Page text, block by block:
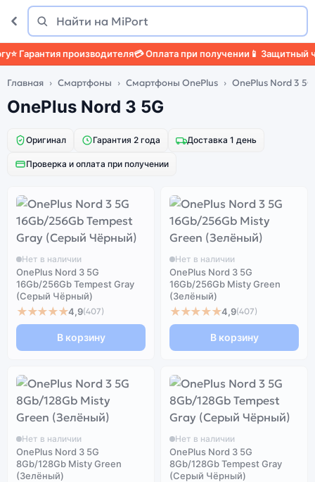
Поиск
Найти
Гарантия производителя💳 Оплата при получении📱 Защитный
Главная Смартфоны Смартфоны OnePlus OnePlus Nord 3 5G
OnePlus Nord 3 5G
Оригинал Гарантия 2 года Доставка 1 день
Проверка и оплата при получении
Нет в наличии
OnePlus Nord 3 5G
16Gb/256Gb Tempest Gray
(Серый Чёрный)
★★★★★4,9(407)
В корзину
Нет в наличии
OnePlus Nord 3 5G
16Gb/256Gb Misty Green
(Зелёный)
★★★★★4,9(407)
В корзину
Нет в наличии
OnePlus Nord 3 5G
8Gb/128Gb Misty Green
(Зелёный)
Нет в наличии
OnePlus Nord 3 5G
8Gb/128Gb Tempest Gray
(Серый Чёрный)